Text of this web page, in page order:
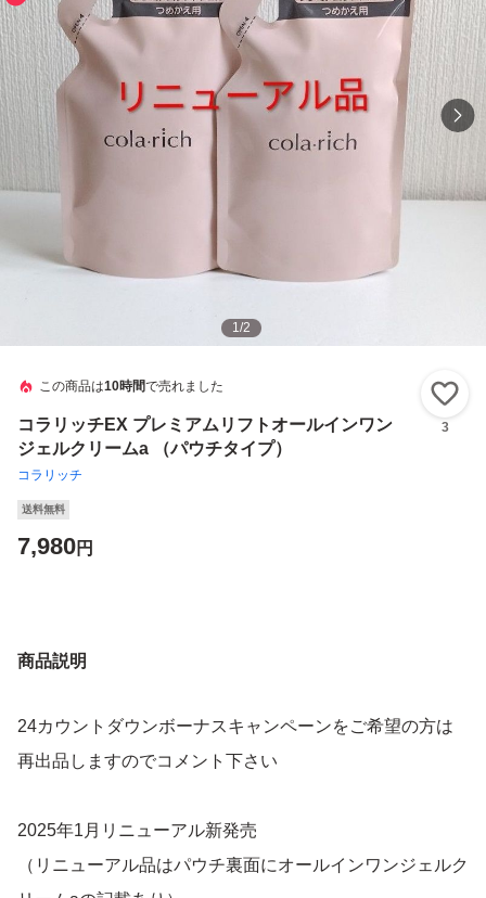
1/2
この商品は10時間で売れました
コラリッチEX プレミアムリフトオールインワン
ジェルクリームa （パウチタイプ）
コラリッチ
3
送料無料
7,980円
商品説明
24カウントダウンボーナスキャンペーンをご希望の方は
再出品しますのでコメント下さい
2025年1月リニューアル新発売
（リニューアル品はパウチ裏面にオールインワンジェルク